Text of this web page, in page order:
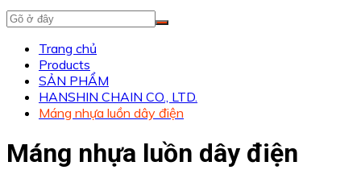
Trang chủ
Products
SẢN PHẨM
HANSHIN CHAIN CO., LTD.
Máng nhựa luồn dây điện
Máng nhựa luồn dây điện